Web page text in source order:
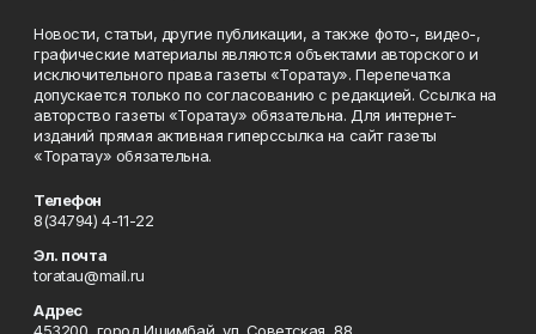
Новости, статьи, другие публикации, а также фото-, видео-,
графические материалы являются объектами авторского и
исключительного права газеты «Торатау». Перепечатка
допускается только по согласованию с редакцией. Ссылка на
авторство газеты «Торатау» обязательна. Для интернет-
изданий прямая активная гиперссылка на сайт газеты
«Торатау» обязательна.
Телефон
8(34794) 4-11-22
Эл. почта
toratau@mail.ru
Адрес